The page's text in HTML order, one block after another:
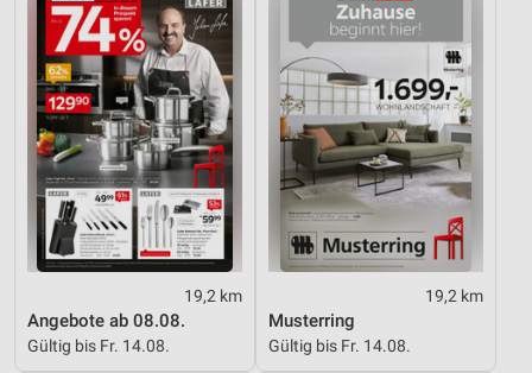
19,2 km
Angebote ab 08.08.
Gültig bis Fr. 14.08.
19,2 km
Musterring
Gültig bis Fr. 14.08.